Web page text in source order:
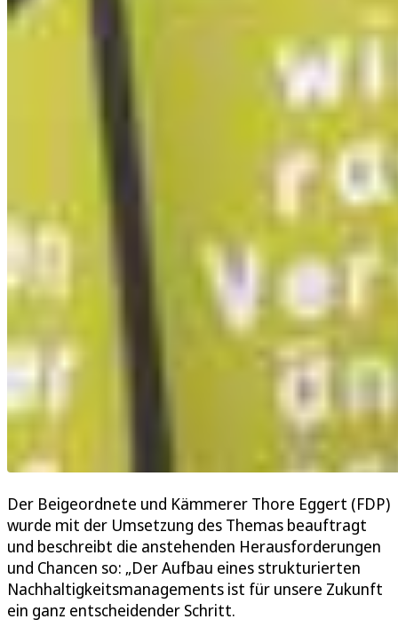
Der Beigeordnete und Kämmerer Thore Eggert (FDP)
wurde mit der Umsetzung des Themas beauftragt
und beschreibt die anstehenden Herausforderungen
und Chancen so: „Der Aufbau eines strukturierten
Nachhaltigkeitsmanagements ist für unsere Zukunft
ein ganz entscheidender Schritt.